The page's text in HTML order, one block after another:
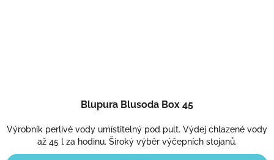
Blupura Blusoda Box 45
Výrobník perlivé vody umístitelný pod pult. Výdej chlazené vody
až 45 l za hodinu. Široký výběr výčepních stojanů.